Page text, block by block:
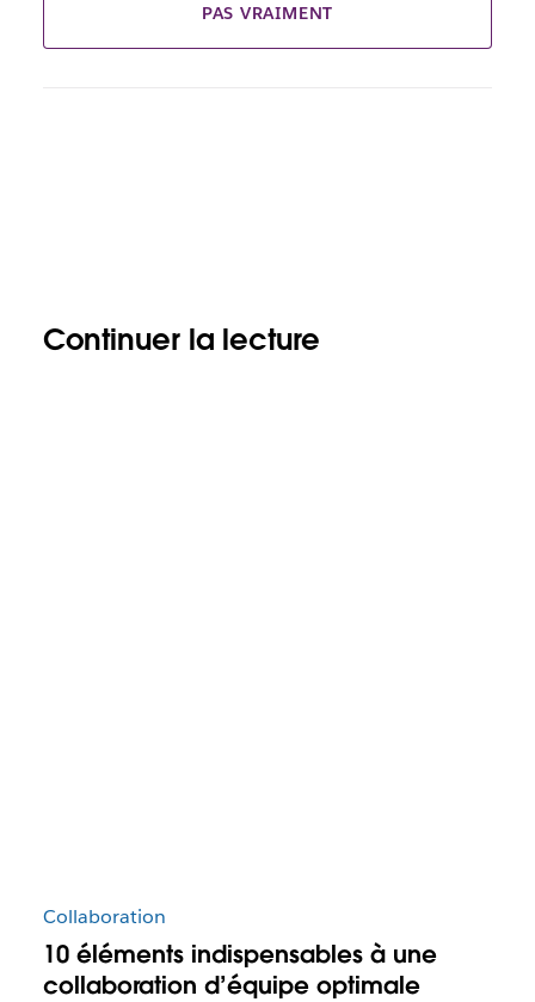
PAS VRAIMENT
Continuer la lecture
Collaboration
10 éléments indispensables à une
collaboration d’équipe optimale